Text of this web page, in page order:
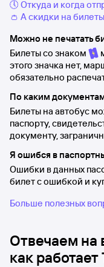
🕔 Откуда и когда
👛 А скидки на
Можно не печатать
Билеты со знаком
этого значка нет,
обязательно
По каким
Билеты на автобус
паспорту,
документу,
Я ошибся в
Ошибки в данных
билет с ошибкой и
Больше полезных
Отвечаем на
как работает